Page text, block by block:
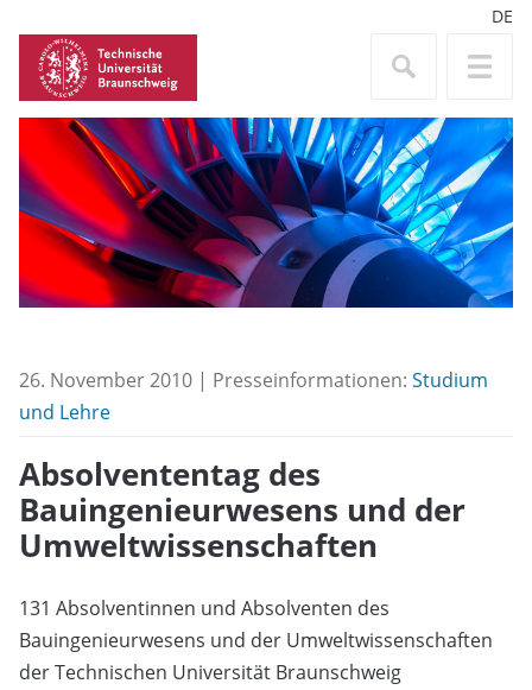
DE
26. November 2010 | Presseinformationen: Studium
und Lehre
Absolvententag des
Bauingenieurwesens und der
Umweltwissenschaften
131 Absolventinnen und Absolventen des
Bauingenieurwesens und der Umweltwissenschaften
der Technischen Universität Braunschweig